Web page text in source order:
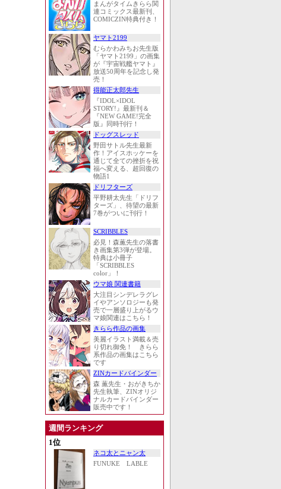
まんがタイムきらら関
連コミックス最新刊、
COMICZIN特典付き！
ヤマト2199
むらかわみちお先生版
「ヤマト2199」の画集
が『宇宙戦艦ヤマト』
放送50周年を記念し発
売！
得能正太郎先生
『IDOL×IDOL
STORY!』最新刊＆
『NEW GAME!完全
版』同時刊行！
ドッグスレッド
野田サトル先生最新
作！アイスホッケーを
通じて全ての挫折を祝
福へ変える、超回復の
物語1
ドリフターズ
平野耕太先生「ドリフ
ターズ」、待望の最新
7巻がついに刊行！
SCRIBBLES
必見！森薫先生の落書
き画集第3弾が登場。
特典は小冊子
「SCRIBBLES
color」！
ウマ娘 関連書籍
大注目シンデレラグレ
イやアンソロジーも発
売で一層盛り上がるウ
マ娘関連はこちら！
きらら作品の画集
美麗イラスト満載＆売
り切れ御免！ きらら
系作品の画集はこちら
です
ZINカードバインダー
森 薫先生・おがきちか
先生執筆、ZINオリジ
ナルカードバインダー
販売中です！
週間ランキング
1位
ネコ太とニャン太
FUNUKE LABLE